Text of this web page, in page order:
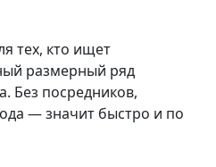
тех, кто ищет
размерный ряд
Без посредников,
— значит быстро и по